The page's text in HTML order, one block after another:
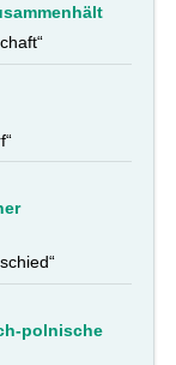
polnische